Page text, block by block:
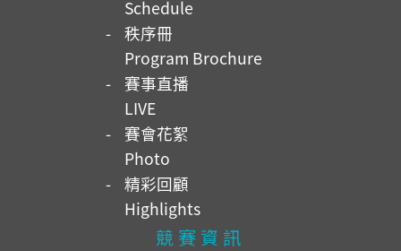
Schedule
秩序冊
Program Brochure
賽事直播
LIVE
賽會花絮
Photo
精彩回顧
Highlights
競賽資訊